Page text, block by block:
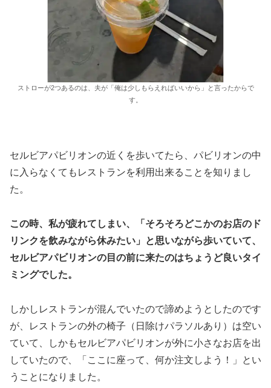
ストローが2つあるのは、夫が「俺は少しもらえればいいから」と言ったからで
す。
セルビアパビリオンの近くを歩いてたら、パビリオンの中
に入らなくてもレストランを利用出来ることを知りまし
た。
この時、私が疲れてしまい、「そろそろどこかのお店のド
リンクを飲みながら休みたい」と思いながら歩いていて、
セルビアパビリオンの目の前に来たのはちょうど良いタイ
ミングでした。
しかしレストランが混んでいたので諦めようとしたのです
が、レストランの外の椅子（日除けパラソルあり）は空い
ていて、しかもセルビアパビリオンが外に小さなお店を出
していたので、「ここに座って、何か注文しよう！」とい
うことになりました。